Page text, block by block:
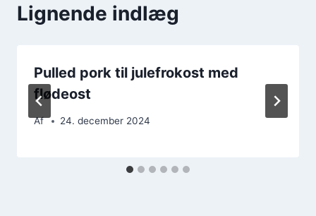
Lignende indlæg
Pulled pork til julefrokost med
flødeost
Af 24. december 2024